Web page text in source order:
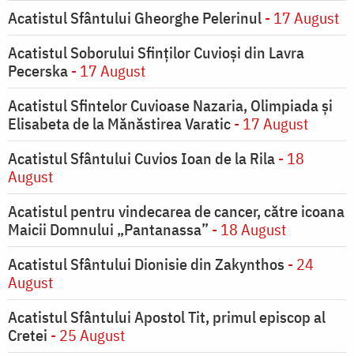
Acatistul Sfântului Gheorghe Pelerinul- 17 August
Acatistul Soborului Sfinților Cuvioși din Lavra
Pecerska- 17 August
Acatistul Sfintelor Cuvioase Nazaria, Olimpiada și
Elisabeta de la Mănăstirea Varatic- 17 August
Acatistul Sfântului Cuvios Ioan de la Rila- 18
August
Acatistul pentru vindecarea de cancer, către icoana
Maicii Domnului „Pantanassa” - 18 August
Acatistul Sfântului Dionisie din Zakynthos - 24
August
Acatistul Sfântului Apostol Tit, primul episcop al
Cretei - 25 August